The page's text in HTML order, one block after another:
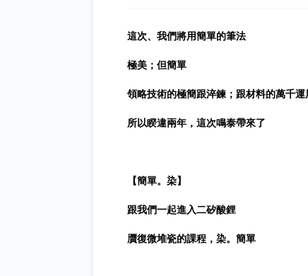
這次、我們將用簡單的筆法
極美；但簡單
領略技術的極簡跟淬鍊；跟材料的萬千運
所以睽違兩年，這次鳴泰帶來了
【簡單。染】
跟我們一起進入二矽酸鋰
贋復微堆瓷的課程，染。簡單